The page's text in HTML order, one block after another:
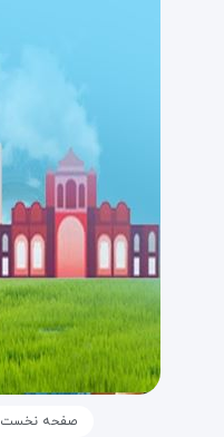
صفحه نخست